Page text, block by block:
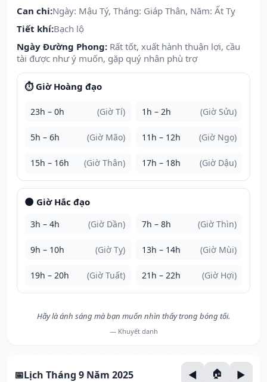
Can chi:Ngày: Mậu Tý, Tháng: Giáp Thân, Năm: Ất Tỵ
Tiết khí:Bạch lộ
Ngày Đường Phong: Rất tốt, xuất hành thuận lợi, cầu
tài được như ý muốn, gặp quý nhân phù trợ
⏱️ Giờ Hoàng đạo
23h – 0h (Giờ Tí) 1h – 2h (Giờ Sửu)
5h – 6h (Giờ Mão) 11h – 12h (Giờ Ngọ)
15h – 16h (Giờ Thân) 17h – 18h (Giờ Dậu)
🌑 Giờ Hắc đạo
3h – 4h (Giờ Dần) 7h – 8h (Giờ Thìn)
9h – 10h (Giờ Tỵ) 13h – 14h (Giờ Mùi)
19h – 20h (Giờ Tuất) 21h – 22h (Giờ Hợi)
Hãy là ánh sáng mà bạn muốn nhìn thấy trong bóng tối.
— Khuyết danh
Lịch Tháng 9 Năm 2025